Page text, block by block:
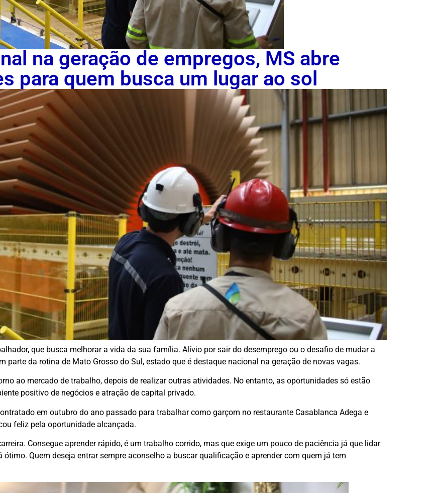
na geração de empregos, MS abre
para quem busca um lugar ao sol
que busca melhorar a vida da sua família. Alívio por sair do desemprego ou o desafio de mudar a
parte da rotina de Mato Grosso do Sul, estado que é destaque nacional na geração de novas vagas.
ao mercado de trabalho, depois de realizar outras atividades. No entanto, as oportunidades só estão
positivo de negócios e atração de capital privado.
em outubro do ano passado para trabalhar como garçom no restaurante Casablanca Adega e
feliz pela oportunidade alcançada.
Consegue aprender rápido, é um trabalho corrido, mas que exige um pouco de paciência já que lidar
Quem deseja entrar sempre aconselho a buscar qualificação e aprender com quem já tem